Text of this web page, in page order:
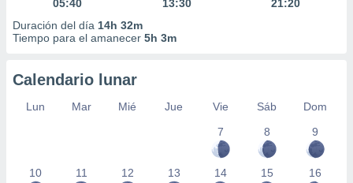
05:40
13:30
21:20
Duración del día 14h 32m
Tiempo para el amanecer 5h 3m
Calendario lunar
Lun Mar Mié Jue Vie Sáb
Dom
7
8 9
10 11 12 13 14 15 16